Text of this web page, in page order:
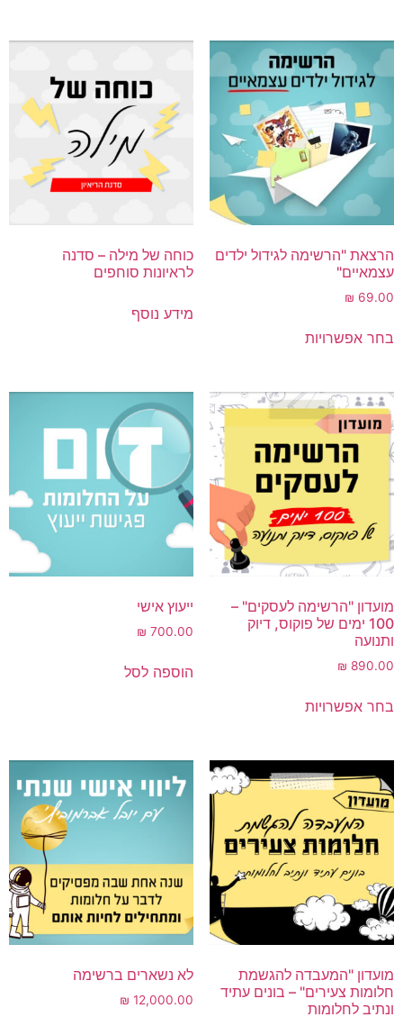
הרצאת "הרשימה לגידול ילדים
עצמאיים"
69.00
₪
בחר אפשרויות
כוחה של מילה – סדנה
לראיונות סוחפים
מידע נוסף
מועדון "הרשימה לעסקים" –
100 ימים של פוקוס, דיוק
ותנועה
890.00
₪
בחר אפשרויות
ייעוץ אישי
700.00
₪
הוספה לסל
מועדון "המעבדה להגשמת
חלומות צעירים" – בונים עתיד
ונתיב לחלומות
לא נשארים ברשימה
12,000.00
₪